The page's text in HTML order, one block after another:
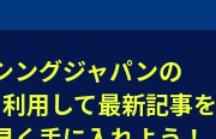
ングジャパンの
用して最新記事を